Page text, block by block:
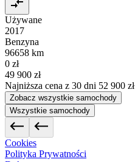
Używane
2017
Benzyna
96658 km
0 zł
49 900 zł
Najniższa cena z 30 dni 52 900 zł
Zobacz wszystkie samochody
Wszystkie samochody
Cookies
Polityka Prywatności